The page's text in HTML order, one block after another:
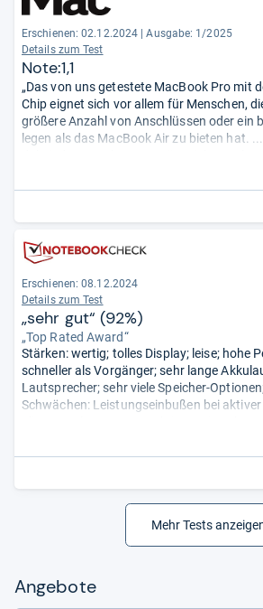
Erschienen: 02.12.2024
Ausgabe: 1/2025
Details zum Test
Note:1,1
„Das von uns getestete MacBook Pro mit
Chip eignet sich vor allem für Menschen,
größere Anzahl von Anschlüssen oder ein
legen als das MacBook Air zu bieten hat.
dabei, dass Apple Pro-Geräte sich
Standardgerät, dem MacBook Air, mehr
Erschienen: 08.12.2024
Details zum Test
„sehr gut“ (92%)
„Top Rated Award“
Stärken: wertig; tolles Display; leise; hohe
schneller als Vorgänger; sehr lange
Lautsprecher; sehr viele Speicher-
Schwächen: Leistungseinbußen bei aktiver
Flimmern; langsame Reaktionszeiten;
ohne Face ID; kein Wi-Fi 7.-
Mehr Tests
Angebote